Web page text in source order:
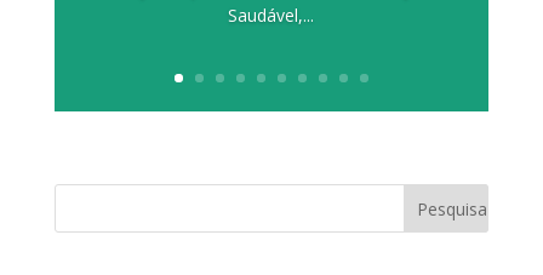
Saudável,...